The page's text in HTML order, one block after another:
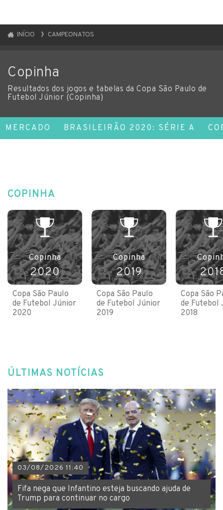
INÍCIO CAMPEONATOS
Copinha
Resultados dos jogos e tabelas da Copa São Paulo de
Futebol Júnior (Copinha)
MERCADO BRASILEIRÃO 2020: SÉRIE A
COPINHA
Copinha
2020
Copa São Paulo
de Futebol Júnior
2020
Copinha
2019
Copa São Paulo
de Futebol Júnior
2019
Copa São
de Futebol
2018
ÚLTIMAS NOTÍCIAS
03/08/2026 11:40
Fifa nega que Infantino esteja buscando ajuda de
Trump para continuar no cargo